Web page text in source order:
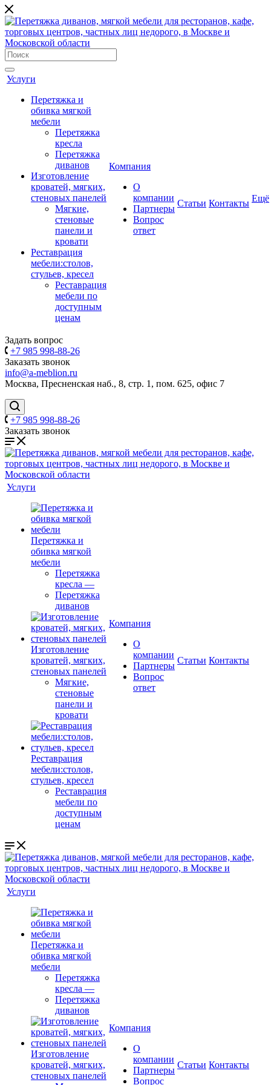
Услуги
Перетяжка и
обивка мягкой
мебели
Перетяжка
кресла
Перетяжка
диванов
Изготовление
кроватей, мягких,
стеновых панелей
Мягкие,
стеновые
панели и
кровати
Реставрация
мебели:столов,
стульев, кресел
Реставрация
мебели по
доступным
ценам
Компания
О
компании
Партнеры
Вопрос
ответ
Cтатьи Контакты Ещё
Задать вопрос
+7 985 998-88-26
Заказать звонок
info@a-meblion.ru
Москва, Пресненская наб., 8, стр. 1, пом. 625, офис 7
+7 985 998-88-26
Заказать звонок
Услуги
Перетяжка и
обивка мягкой
мебели
Перетяжка
кресла —
Перетяжка
диванов
Изготовление
кроватей, мягких,
стеновых панелей
Мягкие,
стеновые
панели и
кровати
Реставрация
мебели:столов,
стульев, кресел
Реставрация
мебели по
доступным
ценам
Компания
О
компании
Партнеры
Вопрос
ответ
Cтатьи Контакты
Услуги
Перетяжка и
обивка мягкой
мебели
Перетяжка
кресла —
Перетяжка
диванов
Изготовление
кроватей, мягких,
стеновых панелей
Компания
О
компании
Партнеры
Вопрос
Cтатьи Контакты